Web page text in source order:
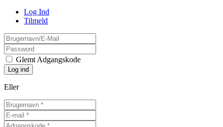
Log Ind
Tilmeld
Glemt Adgangskode
Eller